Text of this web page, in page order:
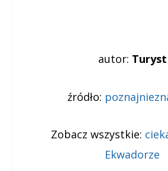
autor: Turyst
źródło:
Zobacz wszystkie:
Ekwadorze